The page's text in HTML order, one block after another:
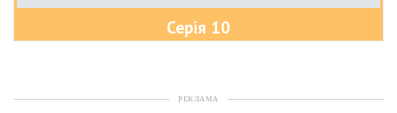
Серія 10
РЕКЛАМА